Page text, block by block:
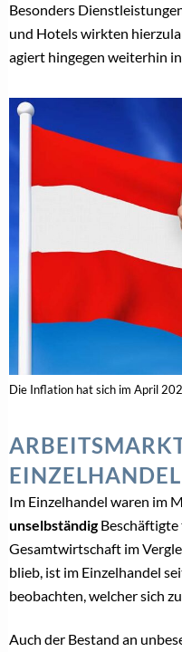
Besonders
und Hotels wirkten
agiert hingegen weiterhin
Die Inflation hat sich im April
Im Einzelhandel waren im
unselbständig
Gesamtwirtschaft im
blieb, ist im Einzelhandel
beobachten, welcher sich
Auch der Bestand an